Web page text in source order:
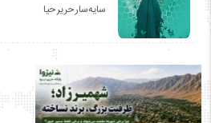
سایه‌سار حریر حیا